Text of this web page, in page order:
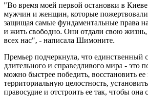
"Во время моей первой остановки в Киеве
мужчин и женщин, которые
защищая самые фундаментальные права
и жить свободно. Они отдали свою
всех нас", - написала Шимоните.
Премьер подчеркнула, что единственный
длительного и справедливого мира - это
можно быстрее победить, восстановить
территориальную целостность,
правосудие и отстроить ее так, чтобы она